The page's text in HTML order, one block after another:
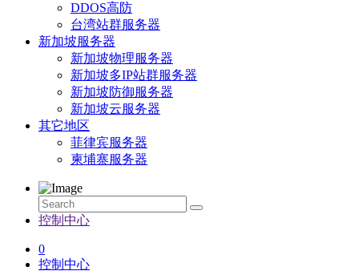
DDOS高防
台湾站群服务器
新加坡服务器
新加坡物理服务器
新加坡多IP站群服务器
新加坡防御服务器
新加坡云服务器
其它地区
菲律宾服务器
柬埔寨服务器
控制中心
0
控制中心